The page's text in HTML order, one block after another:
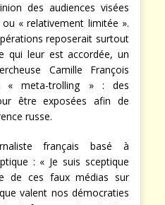
des audiences visées
« relativement limitée ».
reposerait surtout
qui leur est accordée, un
Camille François
« meta-trolling » : des
être exposées afin de
russe.
français basé à
: « Je suis sceptique
de ces faux médias sur
valent nos démocraties